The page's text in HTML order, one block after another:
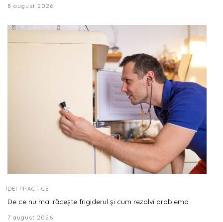
8 august 2026
IDEI PRACTICE
De ce nu mai răcește frigiderul și cum rezolvi problema
7 august 2026